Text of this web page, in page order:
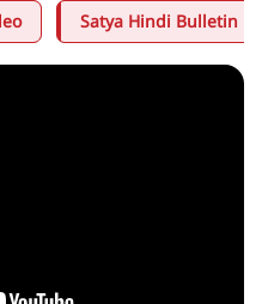
Satya Hindi Bulletin